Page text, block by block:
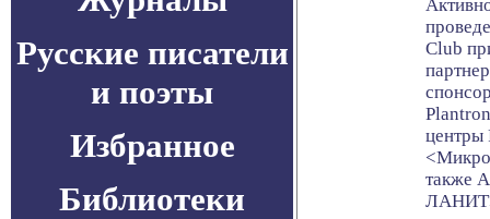
Русские писатели
и поэты
Избранное
Библиотеки
Club
центры
также